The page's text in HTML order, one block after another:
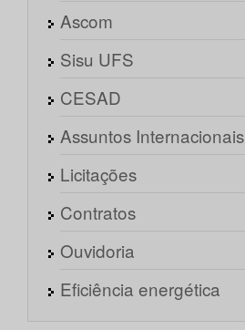
Ascom
Sisu UFS
CESAD
Assuntos Internacionais
Licitações
Contratos
Ouvidoria
Eficiência energética